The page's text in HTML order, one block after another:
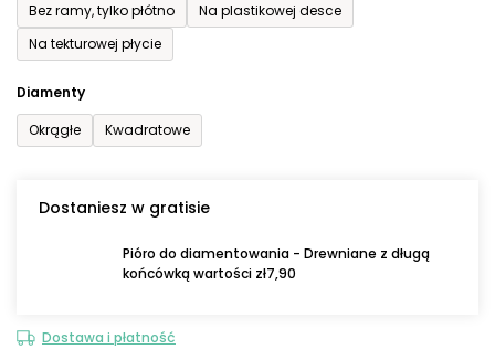
Bez ramy, tylko płótno
Na plastikowej desce
Na tekturowej płycie
Diamenty
Okrągłe
Kwadratowe
Dostaniesz w gratisie
Pióro do diamentowania - Drewniane z długą
końcówką wartości zł7,90
Dostawa i płatność